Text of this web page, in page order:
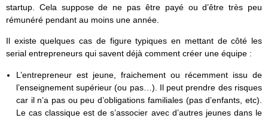
startup. Cela suppose de ne pas être payé ou d’être très peu
rémunéré pendant au moins une année.
Il existe quelques cas de figure typiques en mettant de côté les
serial entrepreneurs qui savent déjà comment créer une équipe :
L’entrepreneur est jeune, fraichement ou récemment issu de
l’enseignement supérieur (ou pas…). Il peut prendre des risques
car il n’a pas ou peu d’obligations familiales (pas d’enfants, etc).
Le cas classique est de s’associer avec d’autres jeunes dans le